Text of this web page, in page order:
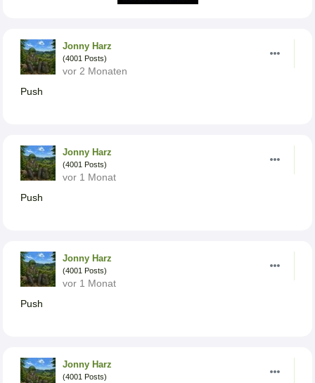
Jonny Harz
(4001 Posts)
vor 2 Monaten
Push
Jonny Harz
(4001 Posts)
vor 1 Monat
Push
Jonny Harz
(4001 Posts)
vor 1 Monat
Push
Jonny Harz
(4001 Posts)